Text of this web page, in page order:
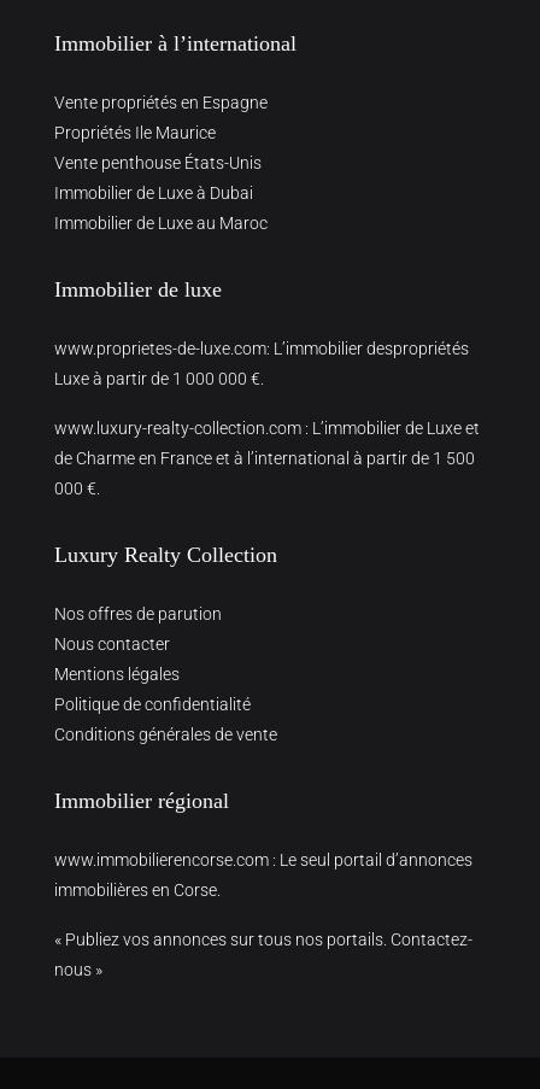
Immobilier à l’international
Vente propriétés en Espagne
Propriétés Ile Maurice
Vente penthouse États-Unis
Immobilier de Luxe à Dubai
Immobilier de Luxe au Maroc
Immobilier de luxe
www.proprietes-de-luxe.com: L’immobilier despropriétés
Luxe à partir de 1 000 000 €.
www.luxury-realty-collection.com : L’immobilier de Luxe et
de Charme en France et à l’international à partir de 1 500
000 €.
Luxury Realty Collection
Nos offres de parution
Nous contacter
Mentions légales
Politique de confidentialité
Conditions générales de vente
Immobilier régional
www.immobilierencorse.com : Le seul portail d’annonces
immobilières en Corse.
« Publiez vos annonces sur tous nos portails. Contactez-
nous »